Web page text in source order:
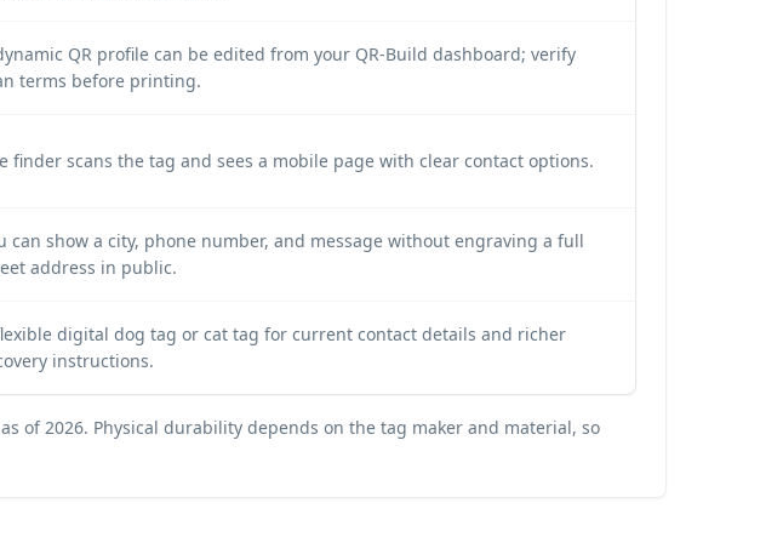
QR profile can be edited from your QR-Build dashboard; verify
terms before printing.
finder scans the tag and sees a mobile page with clear contact options.
can show a city, phone number, and message without engraving a full
address in public.
digital dog tag or cat tag for current contact details and richer
instructions.
of 2026. Physical durability depends on the tag maker and material, so